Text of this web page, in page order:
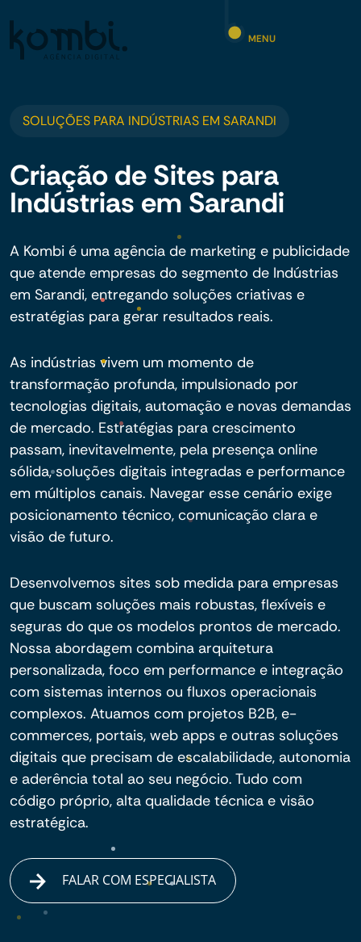
MENU
SOLUÇÕES PARA INDÚSTRIAS EM SARANDI
Criação de Sites para
Indústrias em Sarandi
A Kombi é uma agência de marketing e publicidade
que atende empresas do segmento de Indústrias
em Sarandi, entregando soluções criativas e
estratégias para gerar resultados reais.
As indústrias vivem um momento de
transformação profunda, impulsionado por
tecnologias digitais, automação e novas demandas
de mercado. Estratégias para crescimento
passam, inevitavelmente, pela presença online
sólida, soluções digitais integradas e performance
em múltiplos canais. Navegar esse cenário exige
posicionamento técnico, comunicação clara e
visão de futuro.
Desenvolvemos sites sob medida para empresas
que buscam soluções mais robustas, flexíveis e
seguras do que os modelos prontos de mercado.
Nossa abordagem combina arquitetura
personalizada, foco em performance e integração
com sistemas internos ou fluxos operacionais
complexos. Atuamos com projetos B2B, e-
commerces, portais, web apps e outras soluções
digitais que precisam de escalabilidade, autonomia
e aderência total ao seu negócio. Tudo com
código próprio, alta qualidade técnica e visão
estratégica.
FALAR COM ESPECIALISTA